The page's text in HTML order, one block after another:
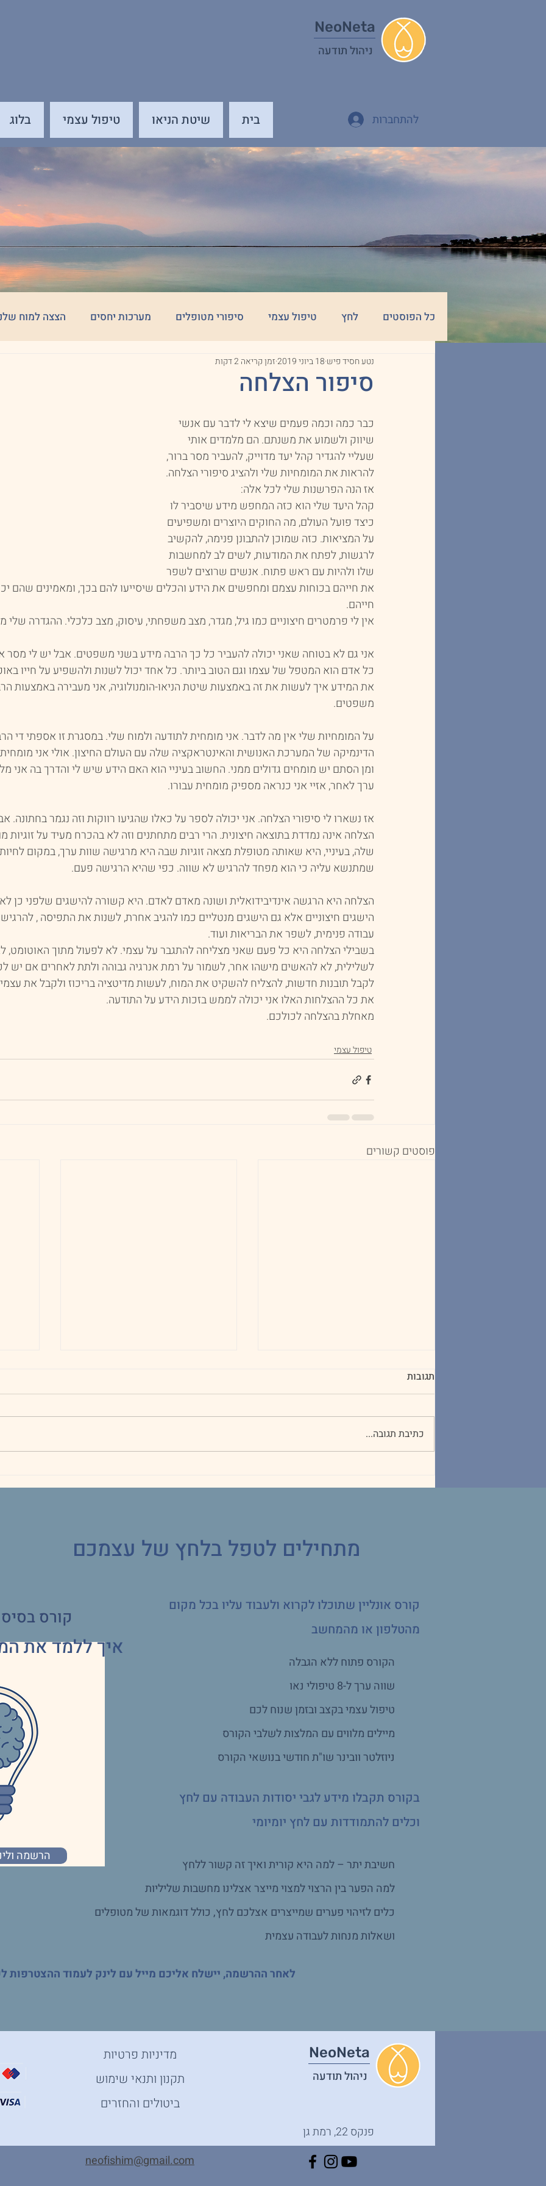
NeoNeta
ניהול תודעה
בית שיטת הניאו טיפול עצמי בלוג להתחברות
כל הפוסטים לחץ טיפול עצמי סיפורי מטופלים מערכות יחסים הצצה למוח
חשיבה חיובית דחייה חברתית
סיפור הצלחה
נטע חסיד פיש 18 ביוני 2019 זמן קריאה 2 דקות
כבר כמה וכמה פעמים שיצא לי לדבר עם אנשי
שיווק ולשמוע את משנתם. הם מלמדים אותי
שעליי להגדיר קהל יעד מדוייק, להעביר מסר ברור,
להראות את המומחיות שלי ולהציג סיפורי הצלחה.
אז הנה הפרשנות שלי לכל אלה:
קהל היעד שלי הוא כזה המחפש מידע שיסביר לו
כיצד פועל העולם, מה החוקים היוצרים ומשפיעים
על המציאות. כזה שמוכן להתבונן פנימה, להקשיב
לרגשות, לפתח את המודעות, לשים לב למחשבות
שלו ולהיות עם ראש פתוח. אנשים שרוצים לשפר
את חייהם בכוחות עצמם ומחפשים את הידע והכלים שיסייעו להם בכך, ומאמינים שהם
חייהם.
אין לי פרמטרים חיצוניים כמו גיל, מגדר, מצב משפחתי, עיסוק, מצב כלכלי. ההגדרה שלי
אני גם לא בטוחה שאני יכולה להעביר כל כך הרבה מידע בשני משפטים. אבל יש לי מסר
כל אדם הוא המטפל של עצמו וגם הטוב ביותר. כל אחד יכול לשנות ולהשפיע על חייו
את המידע איך לעשות את זה באמצעות שיטת הניאו-הומנולוגיה, אני מעבירה באמצעות
משפטים.
על המומחיות שלי אין מה לדבר. אני מומחית לתודעה ולמוח שלי. במסגרת זו אספתי די
הדינמיקה של המערכת האנושית והאינטראקציה שלה עם העולם החיצון. אולי אני
ומן הסתם יש מומחים גדולים ממני. החשוב בעיניי הוא האם הידע שיש לי והדרך בה אני
ערך לאחר, אזיי אני כנראה מספיק מומחית עבורו.
אז נשארו לי סיפורי הצלחה. אני יכולה לספר על כאלו שהגיעו רווקות וזה נגמר בחתונה.
הצלחה אינה נמדדת בתוצאה חיצונית. הרי רבים מתחתנים וזה לא בהכרח מעיד על זוגיות
שלה, בעיניי, היא שאותה מטופלת מצאה זוגיות שבה היא מרגישה שוות ערך, במקום לחיות
שמתנשא עליה כי הוא מפחד להרגיש לא שווה. כפי שהיא הרגישה פעם.
הצלחה היא הרגשה אינדיבידואלית ושונה מאדם לאדם. היא קשורה להישגים שלפני כן
הישגים חיצוניים אלא גם הישגים מנטליים כמו להגיב אחרת, לשנות את התפיסה , להרגיש
עבודה פנימית, לשפר את הבריאות ועוד.
בשבילי הצלחה היא כל פעם שאני מצליחה להתגבר על עצמי. לא לפעול מתוך האוטומט,
לשלילית, לא להאשים מישהו אחר, לשמור על רמת אנרגיה גבוהה ולתת לאחרים אם יש
לקבל תובנות חדשות, להצליח להשקיט את המוח, לעשות מדיטציה בריכוז ולקבל את
את כל ההצלחות האלו אני יכולה לממש בזכות הידע על התודעה.
מאחלת בהצלחה לכולכם.
טיפול עצמי
פוסטים קשורים
תגובות
כתיבת תגובה...
מתחילים לטפל בלחץ של עצמכם
קורס בסיס
איך ללמד את
קורס אונליין שתוכלו לקרוא ולעבוד עליו בכל מקום
מהטלפון או מהמחשב
הקורס פתוח ללא הגבלה
שווה ערך ל-8 טיפולי נאו
טיפול עצמי בקצב ובזמן שנוח לכם
מיילים מלווים עם המלצות לשלבי הקורס
ניוזלטר וובינר שו"ת חודשי בנושאי הקורס
הרשמה
חשיבת יתר – למה היא קורית ואיך זה קשור ללחץ
למה הפער בין הרצוי למצוי מייצר אצלינו מחשבות שליליות
כלים לזיהוי פערים שמייצרים אצלכם לחץ, כולל דוגמאות של מטופלים
ושאלות מנחות לעבודה עצמית
בקורס תקבלו מידע לגבי יסודות העבודה עם לחץ
וכלים להתמודדות עם לחץ יומיומי
לאחר ההרשמה, יישלח אליכם מייל עם לינק לעמוד ההצטרפות
מדיניות פרטיות
תקנון ותנאי שימוש
ביטולים והחזרים
NeoNeta
ניהול תודעה
פנקס 22, רמת גן
neofishim@gmail.com